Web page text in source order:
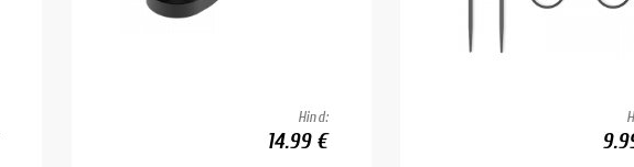
Hind:
14.99 €